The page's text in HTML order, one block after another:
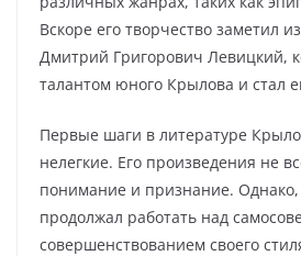
Вскоре его творчество заметил
Дмитрий Григорович Левицкий,
талантом юного Крылова и стал
Первые шаги в литературе
нелегкие. Его произведения не
понимание и признание. Однако,
продолжал работать над
совершенствованием своего